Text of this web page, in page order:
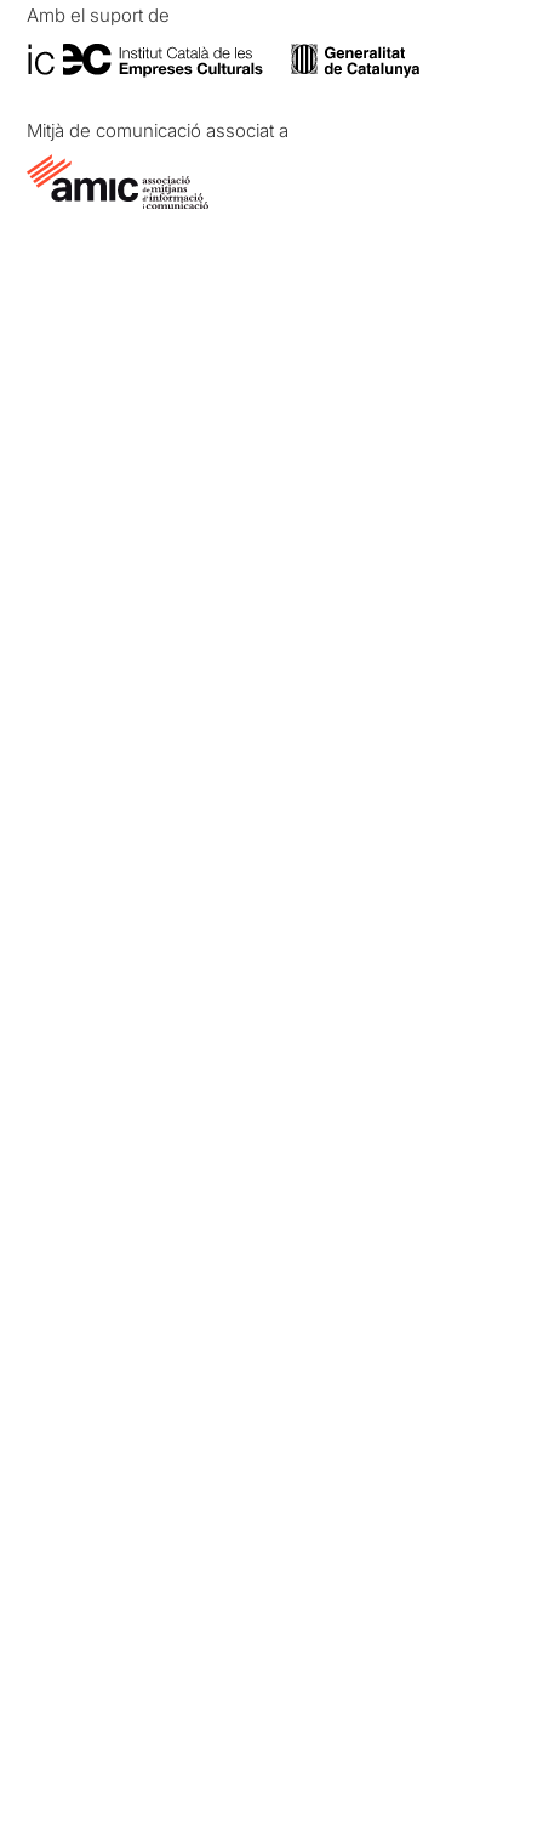
Amb el suport de
Mitjà de comunicació associat a